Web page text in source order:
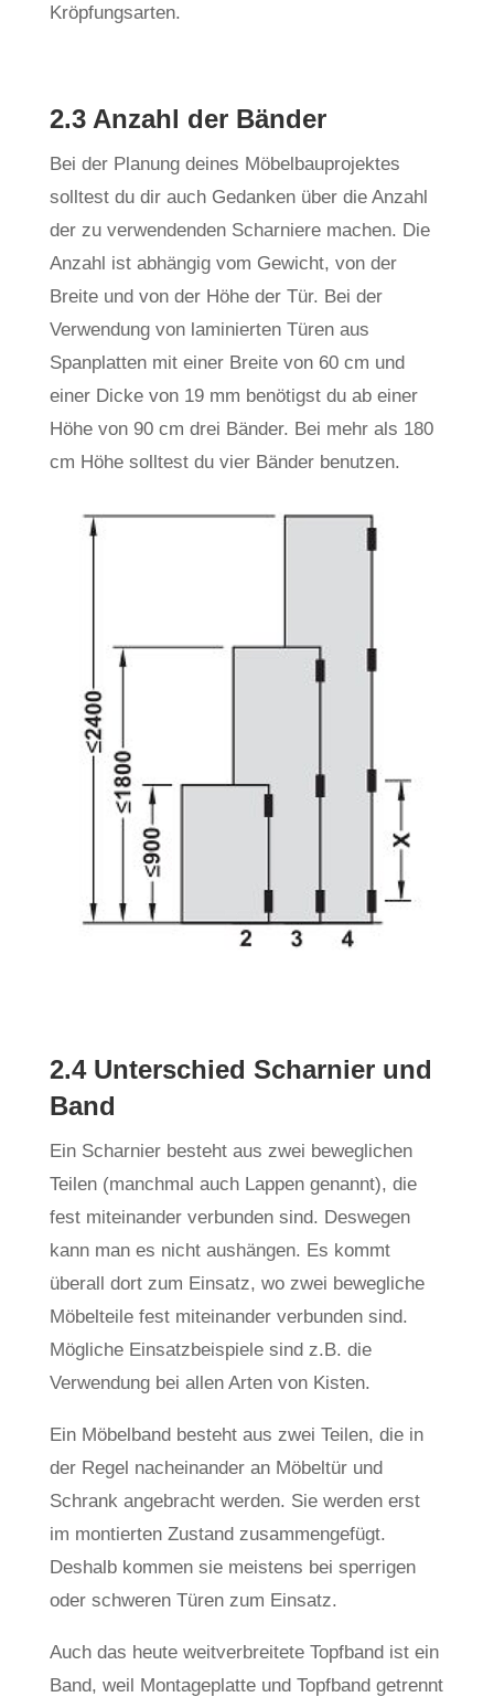
Kröpfungsarten.
2.3 Anzahl der Bänder
Bei der Planung deines Möbelbauprojektes
solltest du dir auch Gedanken über die Anzahl
der zu verwendenden Scharniere machen. Die
Anzahl ist abhängig vom Gewicht, von der
Breite und von der Höhe der Tür. Bei der
Verwendung von laminierten Türen aus
Spanplatten mit einer Breite von 60 cm und
einer Dicke von 19 mm benötigst du ab einer
Höhe von 90 cm drei Bänder. Bei mehr als 180
cm Höhe solltest du vier Bänder benutzen.
2.4 Unterschied Scharnier und
Band
Ein Scharnier besteht aus zwei beweglichen
Teilen (manchmal auch Lappen genannt), die
fest miteinander verbunden sind. Deswegen
kann man es nicht aushängen. Es kommt
überall dort zum Einsatz, wo zwei bewegliche
Möbelteile fest miteinander verbunden sind.
Mögliche Einsatzbeispiele sind z.B. die
Verwendung bei allen Arten von Kisten.
Ein Möbelband besteht aus zwei Teilen, die in
der Regel nacheinander an Möbeltür und
Schrank angebracht werden. Sie werden erst
im montierten Zustand zusammengefügt.
Deshalb kommen sie meistens bei sperrigen
oder schweren Türen zum Einsatz.
Auch das heute weitverbreitete Topfband ist ein
Band, weil Montageplatte und Topfband getrennt